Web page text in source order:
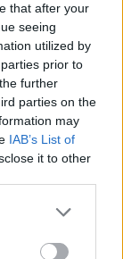
that after your
seeing
utilized by
prior to
further
parties on the
may
IAB’s List of
it to other
mažina
Nuo
bei
Tuo
kalbos.